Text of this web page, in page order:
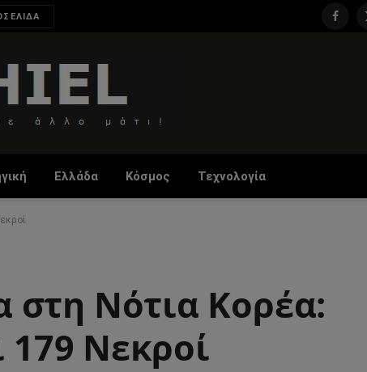
Ελλάδα Κόσμος Τεχνολογία
στη Νότια Κορέα:
179 Νεκροί